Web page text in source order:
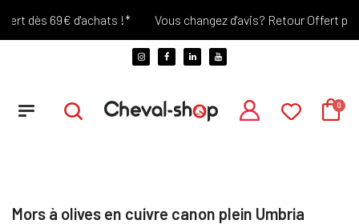
dès 69€ d'achats !* Vous changez d'avis? Retour Offert
Mors à olives en cuivre canon plein Umbria